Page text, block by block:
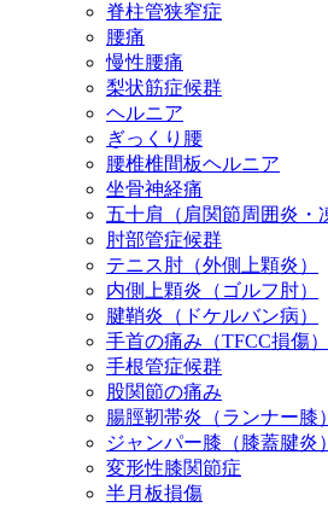
脊柱管狭窄症
腰痛
慢性腰痛
梨状筋症候群
ヘルニア
ぎっくり腰
腰椎椎間板ヘルニア
坐骨神経痛
五十肩（肩関節周囲炎・
肘部管症候群
テニス肘（外側上顆炎）
内側上顆炎（ゴルフ肘）
腱鞘炎（ドケルバン病）
手首の痛み（TFCC損傷）
手根管症候群
股関節の痛み
腸脛靭帯炎（ランナー膝）
ジャンパー膝（膝蓋腱炎）
変形性膝関節症
半月板損傷